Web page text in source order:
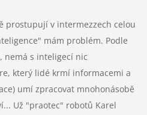
prostupují v intermezzech celou
mám problém. Podle
nemá s inteligecí nic
který lidé krmí informacemi a
umí zpracovat mnohonásobě
Už "praotec" robotů Karel